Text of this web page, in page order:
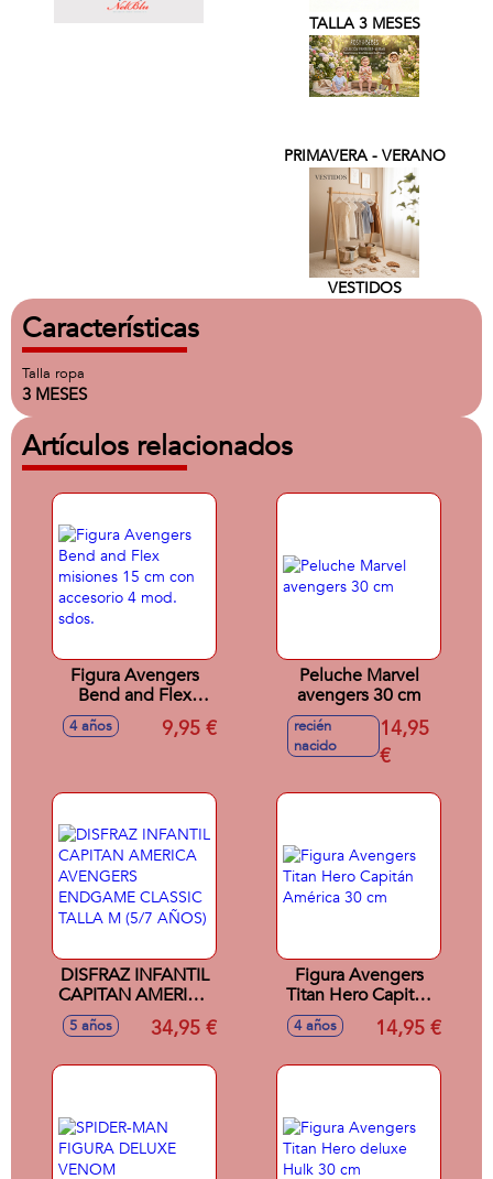
TALLA 3 MESES
PRIMAVERA - VERANO
VESTIDOS
Características
Talla ropa
3 MESES
Artículos relacionados
Figura Avengers
Bend and Flex
misiones 15 cm
con accesorio 4
4 años 9,95 €
Peluche Marvel
avengers 30 cm
recién
nacido
14,95
€
DISFRAZ INFANTIL
CAPITAN AMERICA
AVENGERS
ENDGAME
5 años 34,95 €
Figura Avengers
Titan Hero Capitán
América 30 cm
4 años 14,95 €